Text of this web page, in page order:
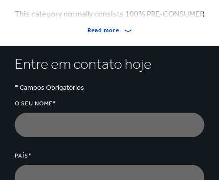
This category normally consists 100% PRE-CONSUMER
The content of all supplies meet the definitions and the
descriptions given in the CEPI EN643 standard.
Read more
Entre em contato hoje
* Campos Obrigatórios
O SEU NOME*
PAÍS*